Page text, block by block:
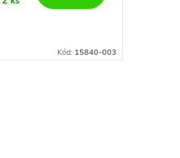
Kód: 15840-003